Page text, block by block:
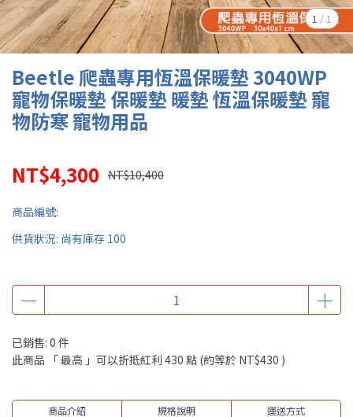
1 / 1
Beetle 爬蟲專用恆溫保暖墊 3040WP
寵物保暖墊 保暖墊 暖墊 恆溫保暖墊 寵
物防寒 寵物用品
NT$4,300 NT$10,400
商品編號:
供貨狀況: 尚有庫存 100
已銷售: 0 件
此商品 「 最高 」可以折抵紅利 430 點 (約等於 NT$430 )
商品介紹 規格說明 運送方式